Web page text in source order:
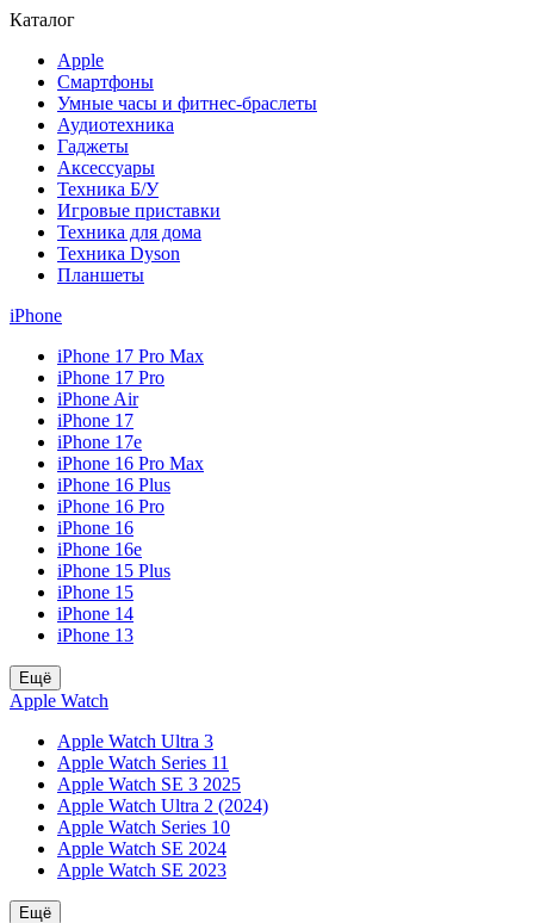
Каталог
Apple
Смартфоны
Умные часы и фитнес-браслеты
Аудиотехника
Гаджеты
Аксессуары
Техника Б/У
Игровые приставки
Техника для дома
Техника Dyson
Планшеты
iPhone
iPhone 17 Pro Max
iPhone 17 Pro
iPhone Air
iPhone 17
iPhone 17e
iPhone 16 Pro Max
iPhone 16 Plus
iPhone 16 Pro
iPhone 16
iPhone 16e
iPhone 15 Plus
iPhone 15
iPhone 14
iPhone 13
Ещё
Apple Watch
Apple Watch Ultra 3
Apple Watch Series 11
Apple Watch SE 3 2025
Apple Watch Ultra 2 (2024)
Apple Watch Series 10
Apple Watch SE 2024
Apple Watch SE 2023
Ещё